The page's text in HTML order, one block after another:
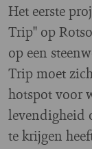
Het eerste
Trip" op
op een
Trip moet
hotspot voor
levendigheid
te krijgen